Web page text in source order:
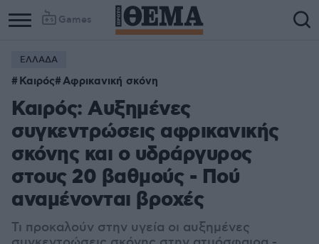
Games
ΕΛΛΑΔΑ
Καιρός Αφρικανική σκόνη
Καιρός: Αυξημένες
συγκεντρώσεις αφρικανικής
σκόνης και ο υδράργυρος
στους 20 βαθμούς - Πού
αναμένονται βροχές
Τι προκαλούν στην υγεία οι αυξημένες